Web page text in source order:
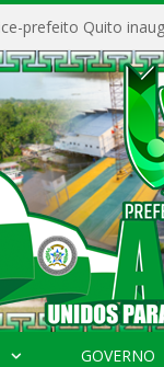
GOVERNO